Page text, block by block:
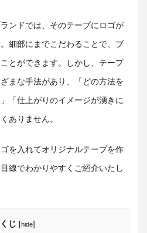
ンドでは、そのテープにロゴが
細部にまでこだわることで、ブ
とができます。しかし、テープ
まな手法があり、「どの方法を
「仕上がりのイメージが湧きに
ありません。
を入れてオリジナルテープを作
線でわかりやすくご紹介いたし
じ hide]